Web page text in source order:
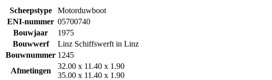
Scheepstype
Motorduwboot
ENI-nummer 05700740
Bouwjaar
1975
Bouwwerf
Linz Schiffswerft in Linz
Bouwnummer 1245
Afmetingen
32.00 x 11.40 x 1.90
35.00 x 11.40 x 1.90